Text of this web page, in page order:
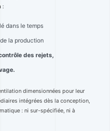
:
dans le temps
de la production
des rejets,
dimensionnées pour leur
intégrées dès la conception,
: ni sur-spécifiée, ni à